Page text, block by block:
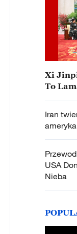
Xi
To
Iran
USA
Nieba